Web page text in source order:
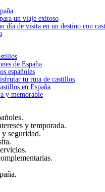
un viaje exitoso
día de visita en un destino con
de España
españoles
tu ruta de castillos
en España
y memorable
y temporada.
y seguridad.